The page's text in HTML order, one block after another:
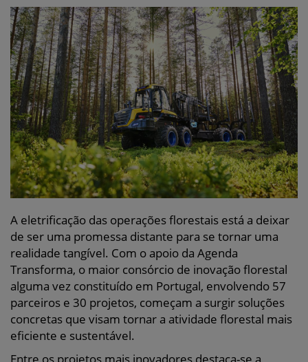
A eletrificação das operações florestais está a deixar
de ser uma promessa distante para se tornar uma
realidade tangível. Com o apoio da Agenda
Transforma, o maior consórcio de inovação florestal
alguma vez constituído em Portugal, envolvendo 57
parceiros e 30 projetos, começam a surgir soluções
concretas que visam tornar a atividade florestal mais
eficiente e sustentável.